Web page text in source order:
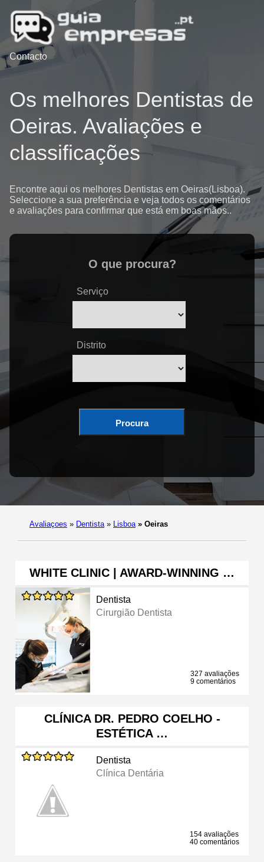
Contacto
Os melhores Dentistas de
Oeiras. Avaliações e
classificações
Encontre aqui os melhores Dentistas em Oeiras(Lisboa).
Seleccione a sua preferência e veja todos os comentários
e avaliações para confirmar que está em boas mãos..
O que procura?
Serviço
Distrito
Procura
Avaliaçoes » Dentista » Lisboa » Oeiras
WHITE CLINIC | AWARD-WINNING …
Dentista
Cirurgião Dentista
327 avaliações
9 comentários
CLÍNICA DR. PEDRO COELHO -
ESTÉTICA …
Dentista
Clínica Dentária
154 avaliações
40 comentários